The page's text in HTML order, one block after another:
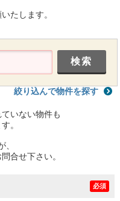
たします。
絞り込んで物件を探す
いない物件も
。
、
合せ下さい。
必須